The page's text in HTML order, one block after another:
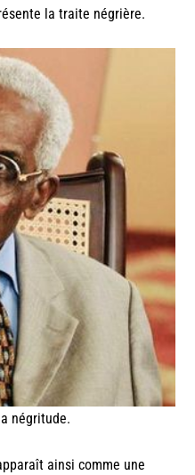
la traite négrière.
négritude.
ainsi comme une